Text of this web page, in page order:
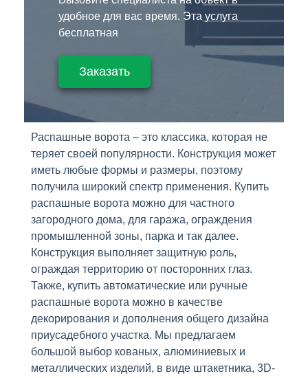
удобное для вас время. Эта услуга
бесплатная
Заказать
Распашные ворота – это классика, которая не
теряет своей популярности. Конструкция может
иметь любые формы и размеры, поэтому
получила широкий спектр применения. Купить
распашные ворота можно для частного
загородного дома, для гаража, ограждения
промышленной зоны, парка и так далее.
Конструкция выполняет защитную роль,
ограждая территорию от посторонних глаз.
Также, купить автоматические или ручные
распашные ворота можно в качестве
декорирования и дополнения общего дизайна
приусадебного участка. Мы предлагаем
большой выбор кованых, алюминиевых и
металлических изделий, в виде штакетника, 3D-